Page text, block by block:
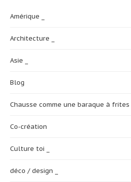
Amérique _
Architecture _
Asie _
Blog
Chausse comme une baraque à frites _
Co-création
Culture toi _
déco / design _